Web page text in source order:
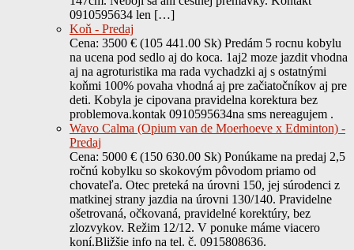
0910595634 len […]
Koň - Predaj
Cena: 3500 € (105 441.00 Sk) Predám 5 rocnu kobylu
na ucena pod sedlo aj do koca. 1aj2 moze jazdit vhodna
aj na agroturistika ma rada vychadzki aj s ostatnými
koňmi 100% povaha vhodná aj pre začiatočníkov aj pre
deti. Kobyla je cipovana pravidelna korektura bez
problemova.kontak 0910595634na sms nereagujem .
Wavo Calma (Opium van de Moerhoeve x Edminton) -
Predaj
Cena: 5000 € (150 630.00 Sk) Ponúkame na predaj 2,5
ročnú kobylku so skokovým pôvodom priamo od
chovateľa. Otec preteká na úrovni 150, jej súrodenci z
matkinej strany jazdia na úrovni 130/140. Pravidelne
ošetrovaná, očkovaná, pravidelné korektúry, bez
zlozvykov. Režim 12/12. V ponuke máme viacero
koní.Bližšie info na tel. č. 0915808636.